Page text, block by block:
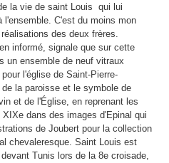
la vie de saint Louis qui lui
C'est du moins mon
des deux frères.
informé, signale que sur cette
un ensemble de neuf vitraux
l'église de Saint-Pierre-
la paroisse et le symbole de
et de l'Église, en reprenant les
dans des images d'Epinal qui
de Joubert pour la collection
chevaleresque. Saint Louis est
Tunis lors de la 8e croisade,